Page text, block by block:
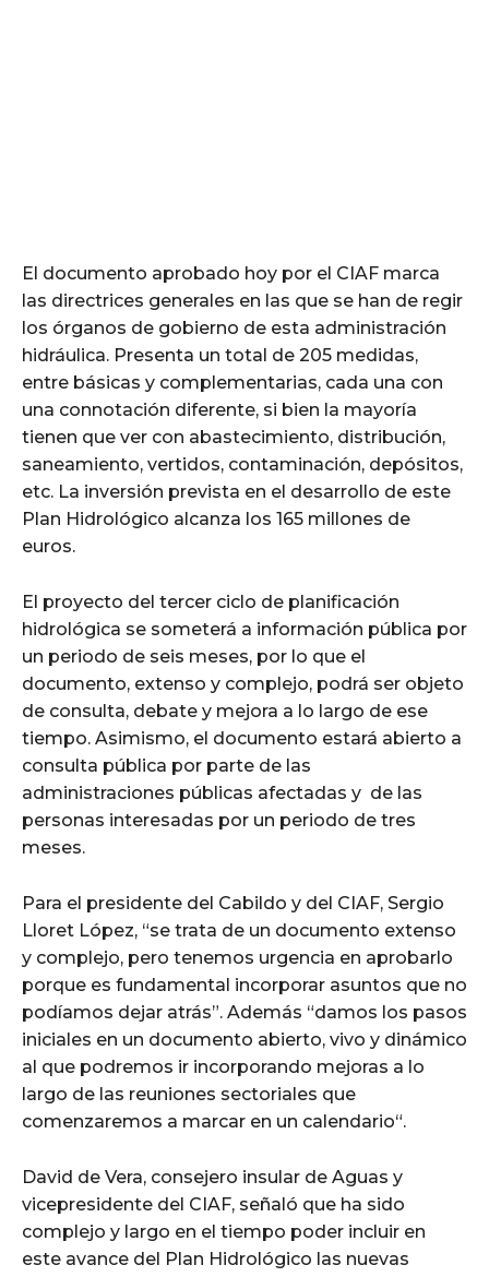
El documento aprobado hoy por el CIAF marca
las directrices generales en las que se han de regir
los órganos de gobierno de esta administración
hidráulica. Presenta un total de 205 medidas,
entre básicas y complementarias, cada una con
una connotación diferente, si bien la mayoría
tienen que ver con abastecimiento, distribución,
saneamiento, vertidos, contaminación, depósitos,
etc. La inversión prevista en el desarrollo de este
Plan Hidrológico alcanza los 165 millones de
euros.
El proyecto del tercer ciclo de planificación
hidrológica se someterá a información pública por
un periodo de seis meses, por lo que el
documento, extenso y complejo, podrá ser objeto
de consulta, debate y mejora a lo largo de ese
tiempo. Asimismo, el documento estará abierto a
consulta pública por parte de las
administraciones públicas afectadas y de las
personas interesadas por un periodo de tres
meses.
Para el presidente del Cabildo y del CIAF, Sergio
Lloret López, “se trata de un documento extenso
y complejo, pero tenemos urgencia en aprobarlo
porque es fundamental incorporar asuntos que no
podíamos dejar atrás”. Además “damos los pasos
iniciales en un documento abierto, vivo y dinámico
al que podremos ir incorporando mejoras a lo
largo de las reuniones sectoriales que
comenzaremos a marcar en un calendario“.
David de Vera, consejero insular de Aguas y
vicepresidente del CIAF, señaló que ha sido
complejo y largo en el tiempo poder incluir en
este avance del Plan Hidrológico las nuevas